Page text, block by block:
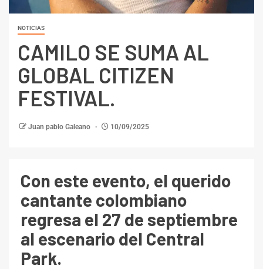
NOTICIAS
CAMILO SE SUMA AL
GLOBAL CITIZEN
FESTIVAL.
Juan pablo Galeano 10/09/2025
Con este evento, el querido
cantante colombiano
regresa el 27 de septiembre
al escenario del Central
Park.